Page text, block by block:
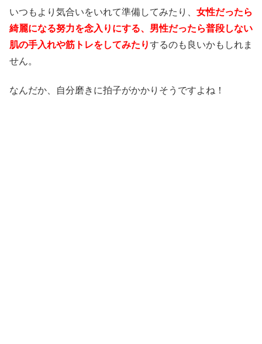
いつもより気合いをいれて準備してみたり、 女性だったら
綺麗になる努力を念入りにする、男性だったら普段しない
肌の手入れや筋トレをしてみたりするのも良いかもしれま
せん。
なんだか、自分磨きに拍子がかかりそうですよね！